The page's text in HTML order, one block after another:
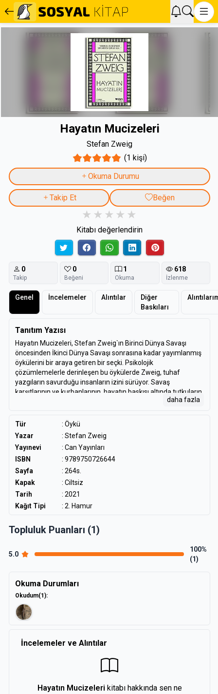
Hayatın Mucizeleri
Stefan Zweig
(1 kişi)
Okuma Durumu
Takip Et Beğen
Kitabı değerlendirin
0
Takip
0
Beğeni
1
Okuma
618
İzlenme
Genel İncelemeler Alıntılar
Diğer
Baskıları
Tanıtım Yazısı
Hayatın Mucizeleri, Stefan Zweig`ın Birinci Dünya Savaşı
öncesinden İkinci Dünya Savaşı sonrasına kadar yayımlanmış
öykülerini bir araya getiren bir seçki. Psikolojik
çözümlemelerle derinleşen bu öykülerde Zweig, tuhaf
yazgıların savurduğu insanların izini sürüyor. Savaş
karşıtlarının ve kurbanlarının, hayatın baskısı altında tutkuların
tutsağı olanların, kapana kısılan ruhların öyküleri bunlar.
kendi döneminin ruhunu kıskıvrak yakalayan öykülerle, insan
daha fazla
Tür : Öykü
Yazar
: Stefan Zweig
Yayınevi
: Can Yayınları
ISBN
: 9789750726644
Sayfa
: 264s.
Kapak
: Ciltsiz
Tarih
: 2021
Kağıt Tipi
: 2. Hamur
Topluluk Puanları (1)
5.0
100%
(1)
Okuma Durumları
Okudum(1):
İncelemeler ve Alıntılar
Hayatın Mucizeleri kitabı hakkında sen ne